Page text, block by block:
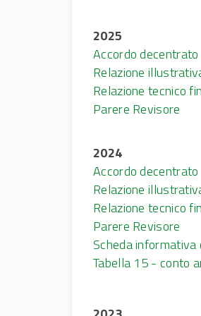
2025
Accordo decentrato
Relazione
Relazione tecnico
Parere Revisore
2024
Accordo decentrato
Relazione
Relazione tecnico
Parere Revisore
Scheda informativa
Tabella 15 - conto